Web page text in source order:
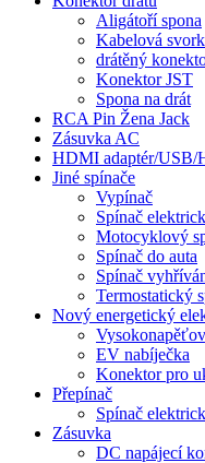
Aligátoří spona
Kabelová
drátěný
Konektor JST
Spona na drát
RCA Pin Žena Jack
Zásuvka AC
HDMI adaptér/USB/
Jiné spínače
Vypínač
Spínač
Motocyklový
Spínač do auta
Spínač
Termostatický
Nový energetický
EV nabíječka
Konektor pro
Přepínač
Spínač
Zásuvka
DC napájecí